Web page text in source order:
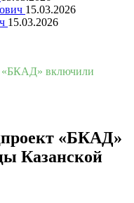
15.03.2026
15.03.2026
«БКАД» включили
«БКАД»
Казанской